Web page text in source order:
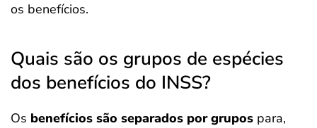
os benefícios.
Quais são os grupos de espécies
dos benefícios do INSS?
Os benefícios são separados por grupos para,